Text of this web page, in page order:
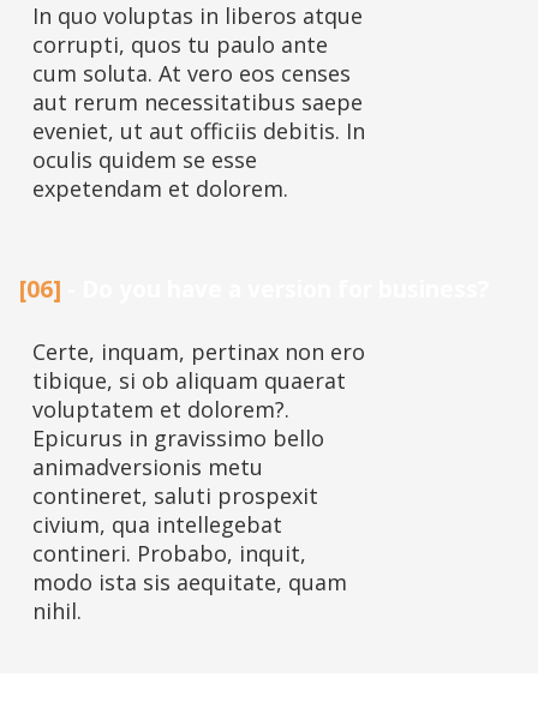
In quo voluptas in liberos atque
corrupti, quos tu paulo ante
cum soluta. At vero eos censes
aut rerum necessitatibus saepe
eveniet, ut aut officiis debitis. In
oculis quidem se esse
expetendam et dolorem.
[06]
Certe, inquam, pertinax non ero
tibique, si ob aliquam quaerat
voluptatem et dolorem?.
Epicurus in gravissimo bello
animadversionis metu
contineret, saluti prospexit
civium, qua intellegebat
contineri. Probabo, inquit,
modo ista sis aequitate, quam
nihil.